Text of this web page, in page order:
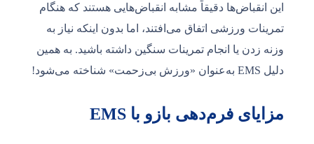
این انقباض‌ها دقیقاً مشابه انقباض‌هایی هستند که هنگام
تمرینات ورزشی اتفاق می‌افتند، اما بدون اینکه نیاز به
وزنه زدن یا انجام تمرینات سنگین داشته باشید. به همین
دلیل EMS به‌عنوان «ورزش بی‌زحمت» شناخته می‌شود!
مزایای فرم‌دهی بازو با EMS